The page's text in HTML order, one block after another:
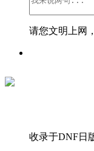
请您文明上网
收录于DNF日